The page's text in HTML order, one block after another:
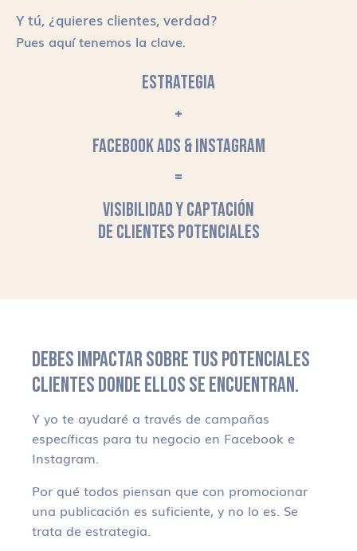
Y tú, ¿quieres clientes, verdad?
Pues aquí tenemos la clave.
ESTRATEGIA
+
FACEBOOK ADS & INSTAGRAM
=
VISIBILIDAD Y CAPTACIÓN
DE CLIENTES POTENCIALES
DEBES IMPACTAR SOBRE TUS POTENCIALES
CLIENTES DONDE ELLOS SE ENCUENTRAN.
Y yo te ayudaré a través de campañas
específicas para tu negocio en Facebook e
Instagram.
Por qué todos piensan que con promocionar
una publicación es suficiente, y no lo es. Se
trata de estrategia.